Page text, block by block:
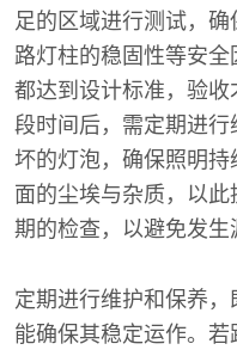
足的区域进行测试，
路灯柱的稳固性等安
都达到设计标准，验
段时间后，需定期进
坏的灯泡，确保照明
面的尘埃与杂质，以
期的检查，以避免发生
定期进行维护和保养
能确保其稳定运作。